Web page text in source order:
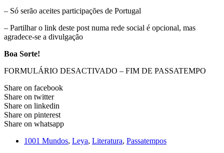
– Só serão aceites participações de Portugal
– Partilhar o link deste post numa rede social é opcional, mas
agradece-se a divulgação
Boa Sorte!
FORMULÁRIO DESACTIVADO – FIM DE PASSATEMPO
Share on facebook
Share on twitter
Share on linkedin
Share on pinterest
Share on whatsapp
1001 Mundos, Leya, Literatura, Passatempos